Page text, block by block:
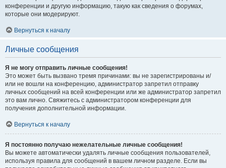
конференции и другую информацию, такую как сведения о форумах,
которые они модерируют.
Вернуться к началу
Личные сообщения
Я не могу отправить личные сообщения!
Это может быть вызвано тремя причинами: вы не зарегистрированы и/
или не вошли на конференцию, администратор запретил отправку
личных сообщений на всей конференции или же администратор запретил
это вам лично. Свяжитесь с администратором конференции для
получения дополнительной информации.
Вернуться к началу
Я постоянно получаю нежелательные личные сообщения!
Вы можете автоматически удалять личные сообщения пользователей,
используя правила для сообщений в вашем личном разделе. Если вы